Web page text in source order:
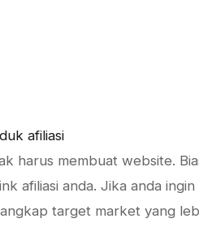
afiliasi
harus membuat website.
afiliasi anda. Jika anda
target market yang